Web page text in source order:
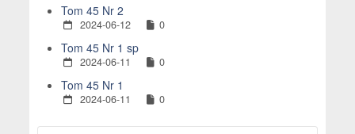
Tom 45 Nr 2
2024-06-12 0
Tom 45 Nr 1 sp
2024-06-11 0
Tom 45 Nr 1
2024-06-11 0